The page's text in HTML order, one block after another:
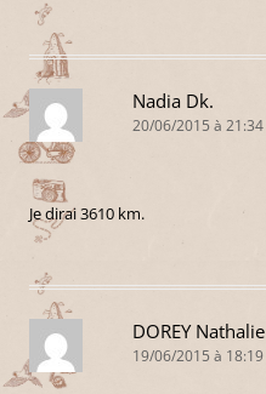
Nadia Dk.
20/06/2015 à 21:34
Je dirai 3610 km.
DOREY Nathalie
19/06/2015 à 18:19